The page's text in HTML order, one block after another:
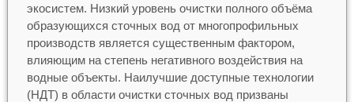
экосистем. Низкий уровень очистки полного объёма
образующихся сточных вод от многопрофильных
производств является существенным фактором,
влияющим на степень негативного воздействия на
водные объекты. Наилучшие доступные технологии
(НДТ) в области очистки сточных вод призваны